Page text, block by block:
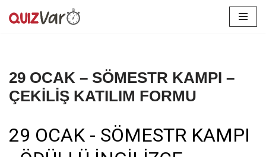
29 OCAK – SÖMESTR KAMPI –
ÇEKİLİŞ KATILIM FORMU